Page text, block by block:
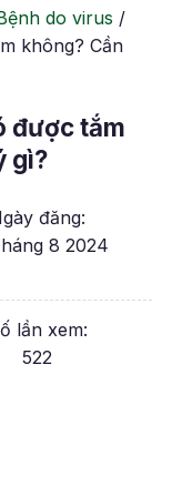
do virus /
không? Cần
được tắm
gì?
đăng:
8 2024
lần xem:
522